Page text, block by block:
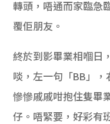
轉頭，唔通而家臨急
覆佢朋友。
終於到影畢業相嗰日
啖，左一句「BB」
慘慘戚戚咁抱住隻畢
仔。唔緊要，好彩有